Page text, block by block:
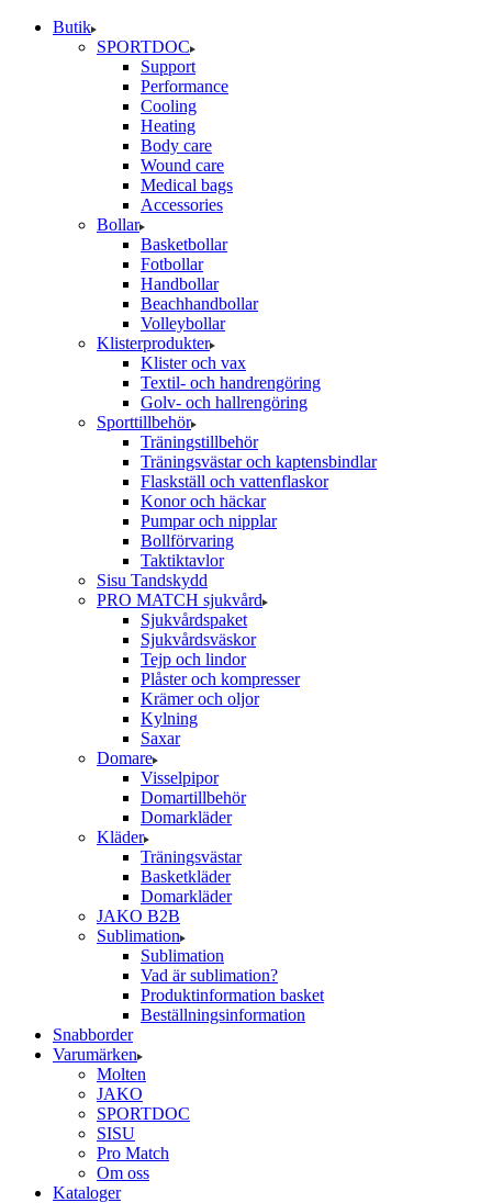
Butik
SPORTDOC
Support
Performance
Cooling
Heating
Body care
Wound care
Medical bags
Accessories
Bollar
Basketbollar
Fotbollar
Handbollar
Beachhandbollar
Volleybollar
Klisterprodukter
Klister och vax
Textil- och handrengöring
Golv- och hallrengöring
Sporttillbehör
Träningstillbehör
Träningsvästar och kaptensbindlar
Flaskställ och vattenflaskor
Konor och häckar
Pumpar och nipplar
Bollförvaring
Taktiktavlor
Sisu Tandskydd
PRO MATCH sjukvård
Sjukvårdspaket
Sjukvårdsväskor
Tejp och lindor
Plåster och kompresser
Krämer och oljor
Kylning
Saxar
Domare
Visselpipor
Domartillbehör
Domarkläder
Kläder
Träningsvästar
Basketkläder
Domarkläder
JAKO B2B
Sublimation
Sublimation
Vad är sublimation?
Produktinformation basket
Beställningsinformation
Snabborder
Varumärken
Molten
JAKO
SPORTDOC
SISU
Pro Match
Om oss
Kataloger